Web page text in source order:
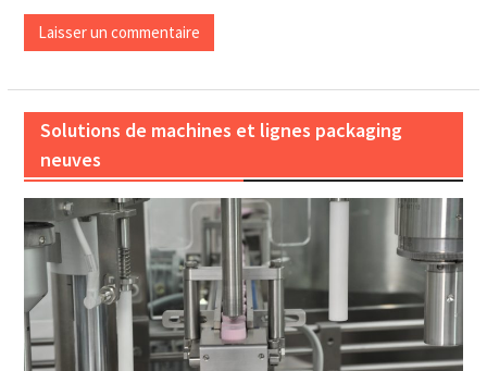
Solutions de machines et lignes packaging
neuves